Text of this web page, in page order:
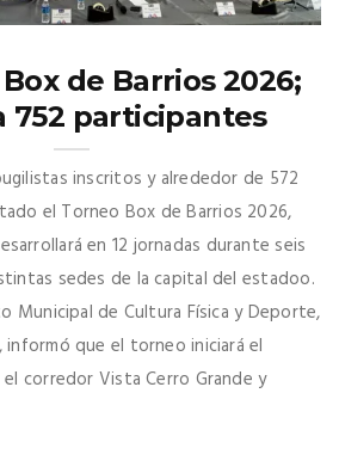
de Barrios 2026;
752 participantes
inscritos y alrededor de 572
el Torneo Box de Barrios 2026,
en 12 jornadas durante seis
sedes de la capital del estadoo.
de Cultura Física y Deporte,
informó que el torneo iniciará el
corredor Vista Cerro Grande y